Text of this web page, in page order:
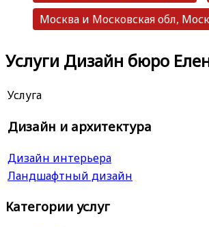
Москва и Московская обл,
Услуги Дизайн бюро
Услуга
Дизайн и архитектура
Дизайн интерьера
Ландшафтный дизайн
Категории услуг